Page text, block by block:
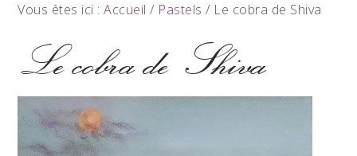
Vous êtes ici :Accueil / Pastels / Le cobra de Shiva
Le cobra de Shiva